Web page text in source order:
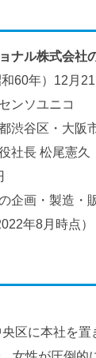
ナル株式会社
60年）12月21
ンソユニコ
渋谷区・大阪
社長 松尾憲久
企画・製造・
年8月時点）
区に本社を